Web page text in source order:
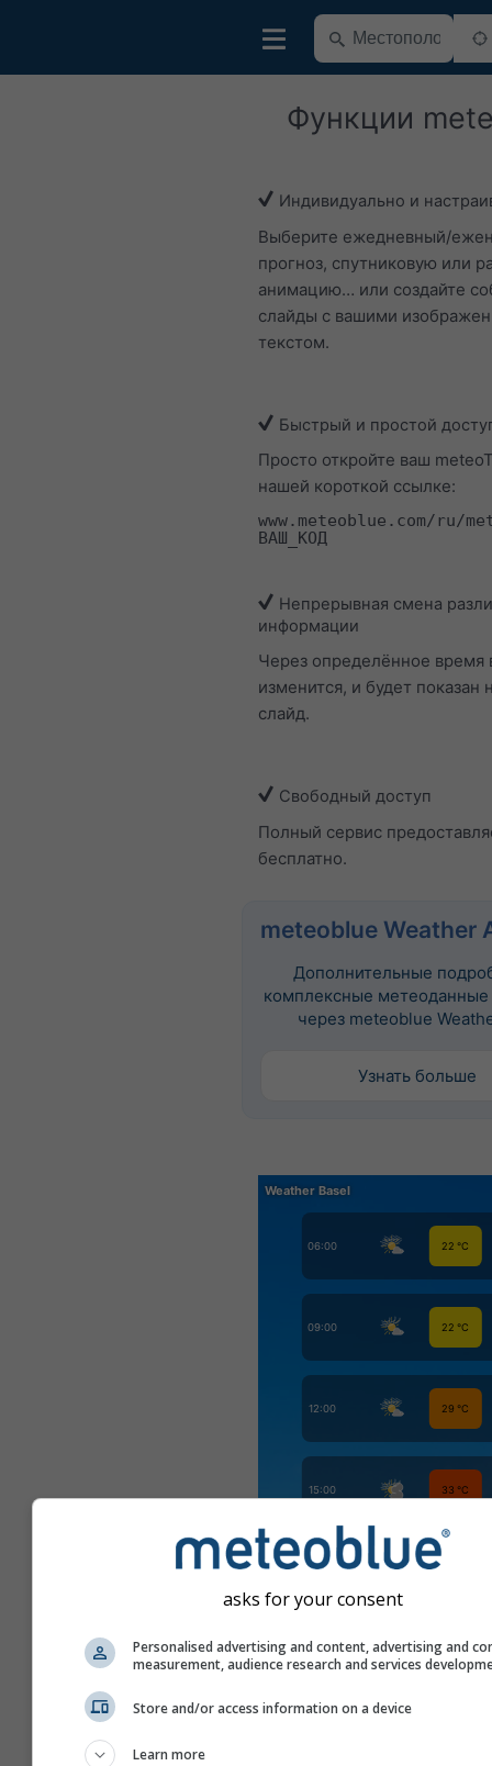
Функции
Индивидуально и
Выберите ежедневный/
прогноз, спутниковую или
анимацию… или создайте
слайды с вашими
текстом.
Быстрый и простой
Просто откройте ваш
нашей короткой ссылке:
www.meteoblue.com/ru/
ВАШ_КОД
Непрерывная смена
информации
Через определённое время
изменится, и будет показан
слайд.
Свободный доступ
Полный сервис
бесплатно.
meteoblue Weather
Дополнительные
комплексные
через meteoblue
Узнать больше
asks for your consent
Personalised advertising and content, advertising and
measurement, audience research and services
Store and/or access information on a device
Learn more